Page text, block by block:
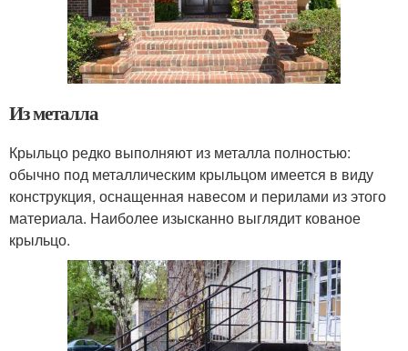
Из металла
Крыльцо редко выполняют из металла полностью:
обычно под металлическим крыльцом имеется в виду
конструкция, оснащенная навесом и перилами из этого
материала. Наиболее изысканно выглядит кованое
крыльцо.